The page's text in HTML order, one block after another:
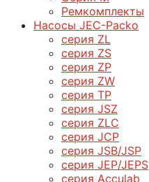
Ремкомплекты
Насосы JEC-Packo
серия ZL
серия ZS
серия ZP
серия ZW
серия TP
серия JSZ
серия ZLC
серия JCP
серия JSB/JSP
серия JEP/JEPS
серия Acculab